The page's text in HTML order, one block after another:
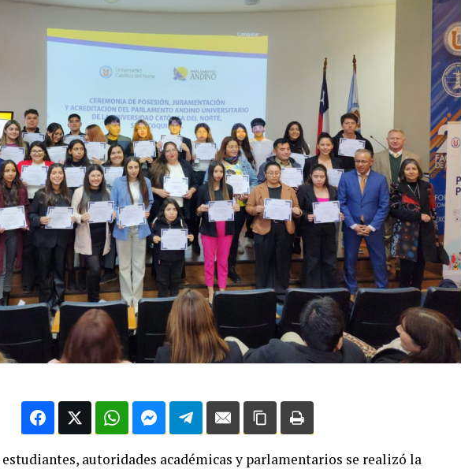
estudiantes, autoridades académicas y parlamentarios se realizó la